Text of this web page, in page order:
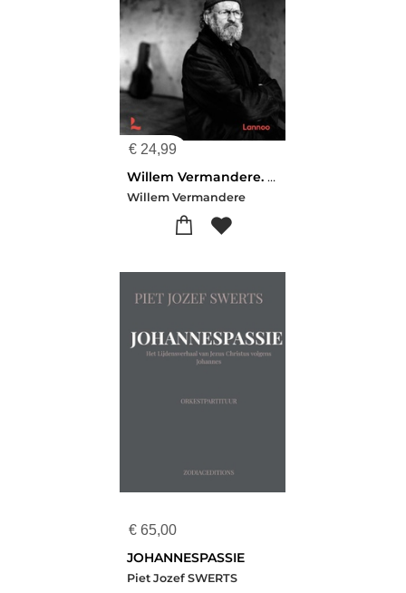
€ 24,99
Willem Vermandere. De liedjesteksten
Willem Vermandere
€ 65,00
JOHANNESPASSIE
Piet Jozef SWERTS